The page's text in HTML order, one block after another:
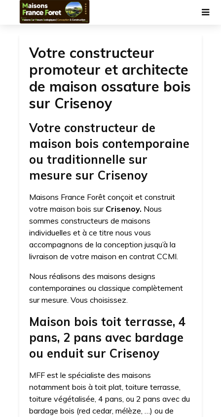
Votre constructeur
promoteur et architecte
de maison ossature bois
sur Crisenoy
Votre constructeur de
maison bois contemporaine
ou traditionnelle sur
mesure sur Crisenoy
Maisons France Forêt conçoit et construit
votre maison bois sur Crisenoy. Nous
sommes constructeurs de maisons
individuelles et à ce titre nous vous
accompagnons de la conception jusqu’à la
livraison de votre maison en contrat CCMI.
Nous réalisons des maisons designs
contemporaines ou classique complètement
sur mesure. Vous choisissez.
Maison bois toit terrasse, 4
pans, 2 pans avec bardage
ou enduit sur Crisenoy
MFF est le spécialiste des maisons
notamment bois à toit plat, toiture terrasse,
toiture végétalisée, 4 pans, ou 2 pans avec du
bardage bois (red cedar, mélèze, …) ou de